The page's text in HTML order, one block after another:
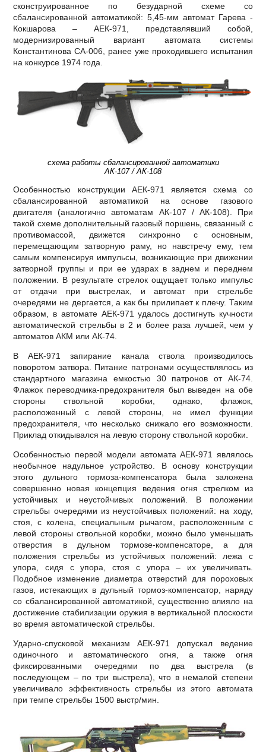
сконструированное по безударной схеме со
сбалансированной автоматикой: 5,45-мм автомат Гарева -
Кокшарова – АЕК-971, представлявший собой,
модернизированный вариант автомата системы
Константинова СА-006, ранее уже проходившего испытания
на конкурсе 1974 года.
схема работы сбалансированной автоматики
АК-107 / АК-108
Особенностью конструкции АЕК-971 является схема со
сбалансированной автоматикой на основе газового
двигателя (аналогично автоматам АК-107 / АК-108). При
такой схеме дополнительный газовый поршень, связанный с
противомассой, движется синхронно с основным,
перемещающим затворную раму, но навстречу ему, тем
самым компенсируя импульсы, возникающие при движении
затворной группы и при ее ударах в заднем и переднем
положении. В результате стрелок ощущает только импульс
от отдачи при выстрелах, и автомат при стрельбе
очередями не дергается, а как бы прилипает к плечу. Таким
образом, в автомате АЕК-971 удалось достигнуть кучности
автоматической стрельбы в 2 и более раза лучшей, чем у
автоматов АКМ или АК-74.
В АЕК-971 запирание канала ствола производилось
поворотом затвора. Питание патронами осуществлялось из
стандартного магазина емкостью 30 патронов от АК-74.
Флажок переводчика-предохранителя был выведен на обе
стороны ствольной коробки, однако, флажок,
расположенный с левой стороны, не имел функции
предохранителя, что несколько снижало его возможности.
Приклад откидывался на левую сторону ствольной коробки.
Особенностью первой модели автомата АЕК-971 являлось
необычное надульное устройство. В основу конструкции
этого дульного тормоза-компенсатора была заложена
совершенно новая концепция ведения огня стрелком из
устойчивых и неустойчивых положений. В положении
стрельбы очередями из неустойчивых положений: на ходу,
стоя, с колена, специальным рычагом, расположенным с
левой стороны ствольной коробки, можно было уменьшать
отверстия в дульном тормозе-компенсаторе, а для
положения стрельбы из устойчивых положений: лежа с
упора, сидя с упора, стоя с упора – их увеличивать.
Подобное изменение диаметра отверстий для пороховых
газов, истекающих в дульный тормоз-компенсатор, наряду
со сбалансированной автоматикой, существенно влияло на
достижение стабилизации оружия в вертикальной плоскости
во время автоматической стрельбы.
Ударно-спусковой механизм АЕК-971 допускал ведение
одиночного и автоматического огня, а также огня
фиксированными очередями по два выстрела (в
последующем – по три выстрела), что в немалой степени
увеличивало эффективность стрельбы из этого автомата
при темпе стрельбы 1500 выстр/мин.